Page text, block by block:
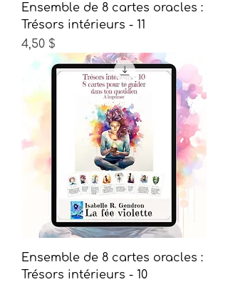
Ensemble de 8 cartes oracles :
Trésors intérieurs - 11
Prix
4,50 $
Ensemble de 8 cartes oracles :
Trésors intérieurs - 10